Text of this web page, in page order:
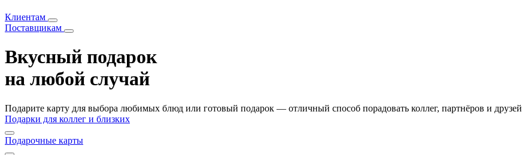
Клиентам
Поставщикам
Вкусный подарок
на любой случай
Подарите карту для выбора любимых блюд или готовый подарок — отличный способ порадовать коллег, партнёров и друзей
Подарки для коллег и близких
Подарочные карты